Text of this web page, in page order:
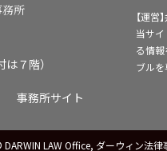
所
７階）
事務所サイト
【運
当サ
る情
ブルを
LAW Office, ダーウィン法律